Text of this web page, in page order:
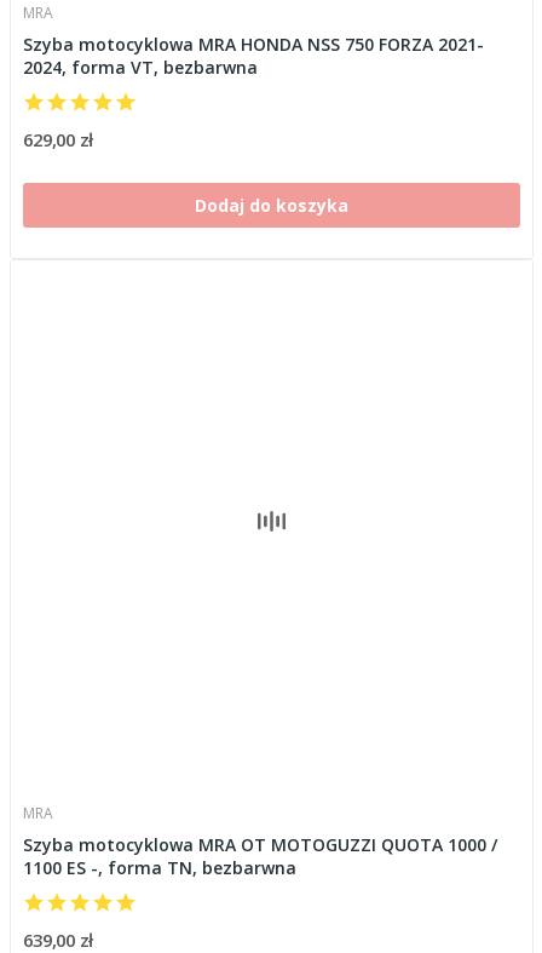
MRA
Szyba motocyklowa MRA HONDA NSS 750 FORZA 2021-
2024, forma VT, bezbarwna
629,00 zł
Dodaj do koszyka
MRA
Szyba motocyklowa MRA OT MOTOGUZZI QUOTA 1000 /
1100 ES -, forma TN, bezbarwna
639,00 zł